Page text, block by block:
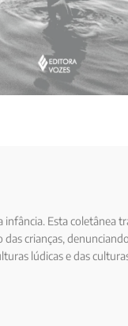
Esta coletânea
das crianças,
lúdicas e das
pesquisas que o livro
agora se desbrava,